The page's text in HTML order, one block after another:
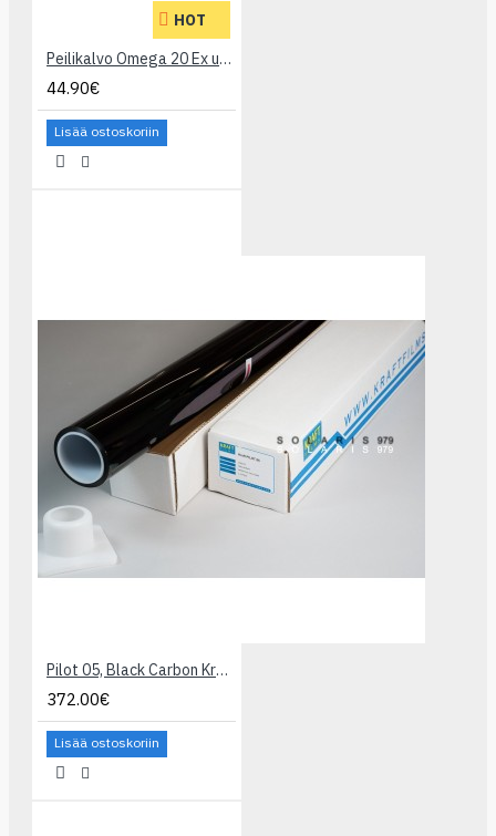
HOT
Peilikalvo Omega 20 Ex ulkokäyttöön
44.90€
Lisää ostoskoriin
Pilot 05, Black Carbon Kraftfilms, ROLL1,52x30,5m
372.00€
Lisää ostoskoriin